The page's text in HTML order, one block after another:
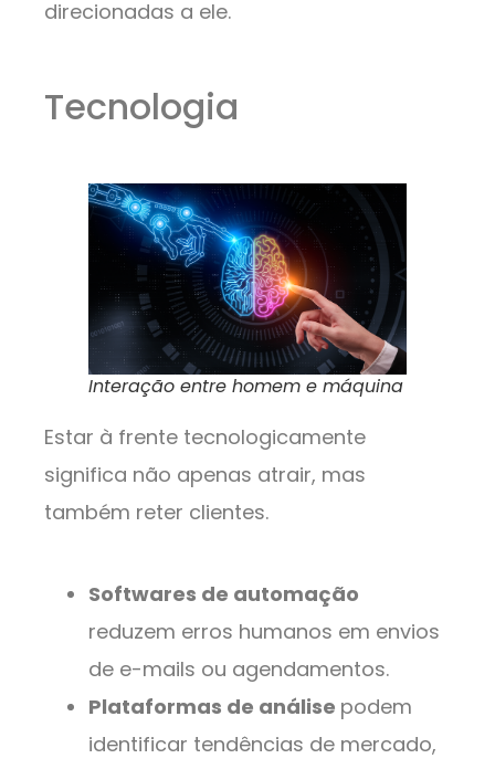
direcionadas a ele.
Tecnologia
Interação entre homem e máquina
Estar à frente tecnologicamente
significa não apenas atrair, mas
também reter clientes.
Softwares de automação
reduzem erros humanos em envios
de e-mails ou agendamentos.
Plataformas de análise podem
identificar tendências de mercado,